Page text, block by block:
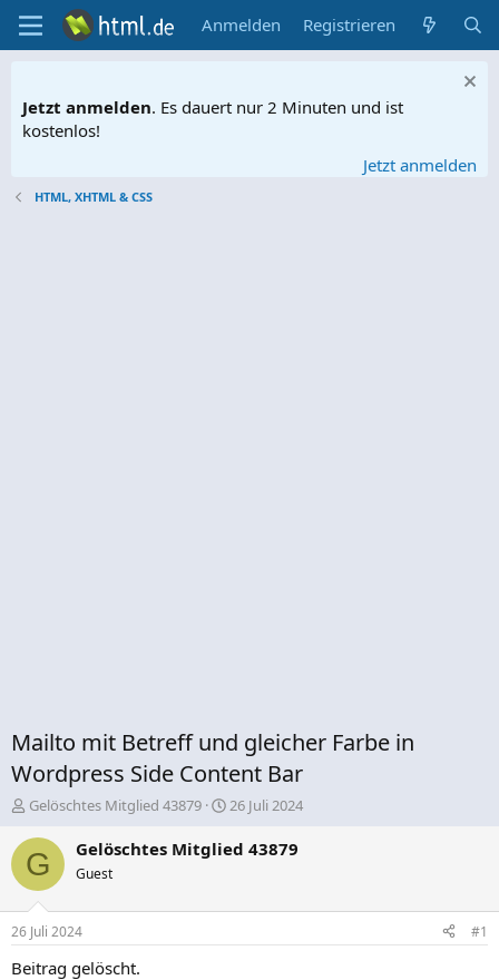
Anmelden Registrieren
Jetzt anmelden. Es dauert nur 2 Minuten und ist
kostenlos!
Jetzt anmelden
HTML, XHTML & CSS
Mailto mit Betreff und gleicher Farbe in
Wordpress Side Content Bar
E
s
t
e
e
r
Gelöschtes Mitglied 43879
E
s
t
26 Juli 2024
G Gelöschtes Mitglied 43879
Guest
26 Juli 2024 #1
Beitrag gelöscht.